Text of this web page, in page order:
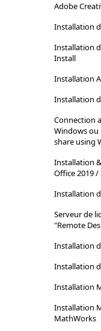
Adobe
Installation
Installation
Install
Installation
Installation
Connection
Windows ou
share using
Installation
Office 2019 /
Installation
Serveur de
"Remote
Installation
Installation
Installation
Installation
MathWorks